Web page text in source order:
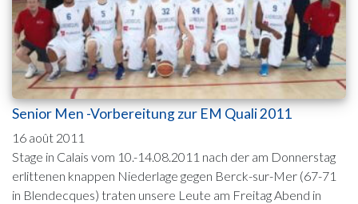
Senior Men -Vorbereitung zur EM Quali 2011
16 août 2011
Stage in Calais vom 10.-14.08.2011 nach der am Donnerstag
erlittenen knappen Niederlage gegen Berck-sur-Mer (67-71
in Blendecques) traten unsere Leute am Freitag Abend in